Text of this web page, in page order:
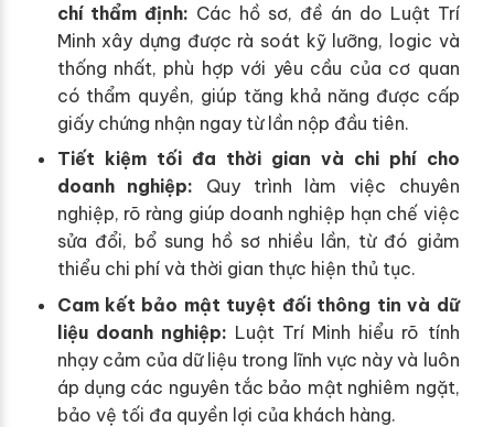
chí thẩm định: Các hồ sơ, đề án do Luật Trí
Minh xây dựng được rà soát kỹ lưỡng, logic và
thống nhất, phù hợp với yêu cầu của cơ quan
có thẩm quyền, giúp tăng khả năng được cấp
giấy chứng nhận ngay từ lần nộp đầu tiên.
Tiết kiệm tối đa thời gian và chi phí cho
doanh nghiệp: Quy trình làm việc chuyên
nghiệp, rõ ràng giúp doanh nghiệp hạn chế việc
sửa đổi, bổ sung hồ sơ nhiều lần, từ đó giảm
thiểu chi phí và thời gian thực hiện thủ tục.
Cam kết bảo mật tuyệt đối thông tin và dữ
liệu doanh nghiệp: Luật Trí Minh hiểu rõ tính
nhạy cảm của dữ liệu trong lĩnh vực này và luôn
áp dụng các nguyên tắc bảo mật nghiêm ngặt,
bảo vệ tối đa quyền lợi của khách hàng.